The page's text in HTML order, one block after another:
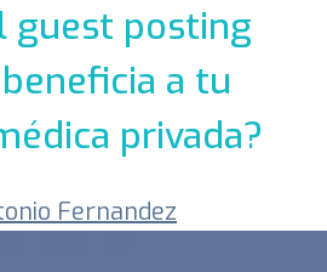
guest posting
a tu
privada?
Fernandez